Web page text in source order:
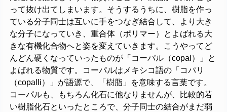
って抜け出てしまいます。そうするうちに、樹脂を作っ
ている分子同士は互いに手をつなぎ結合して、より大き
な分子になっていき、重合体（ポリマー）とよばれる大
きな有機化合物へと姿を変えていきます。こうやってど
んどん硬くなっていったものが「コーパル（copal）」と
よばれる物質です。コーパルはメキシコ語の「コパリ
（copalli）」が語源で、「樹脂」を意味する言葉です。
コーパルも、もちろん化石に他なりませんが、比較的若
い樹脂化石といったところで、分子同士の結合がまだ弱